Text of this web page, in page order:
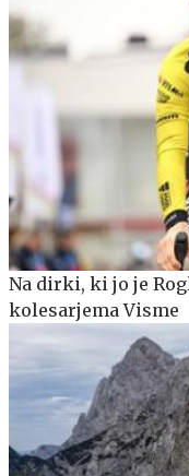
Na dirki, ki jo je
kolesarjema Visme